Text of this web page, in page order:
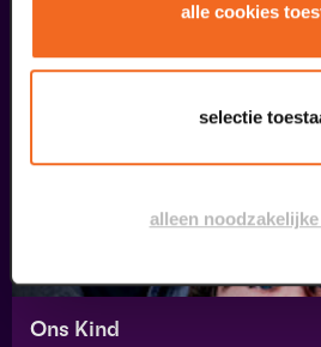
alle cookies
selectie
alleen
Ons Kind